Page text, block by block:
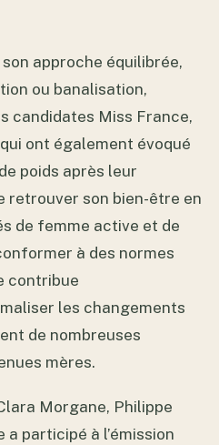
approche équilibrée,
ou banalisation,
candidates Miss France,
ont également évoqué
poids après leur
retrouver son bien-être en
de femme active et de
à des normes
contribue
les changements
de nombreuses
mères.
Morgane, Philippe
participé à l’émission